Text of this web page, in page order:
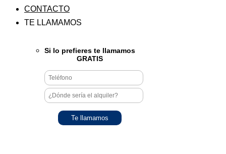
CONTACTO
TE LLAMAMOS
Si lo prefieres te llamamos
GRATIS